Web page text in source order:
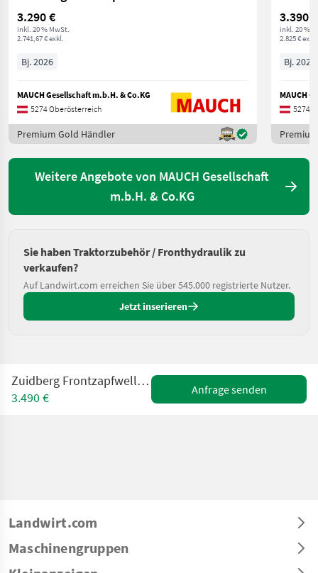
3.290 €
inkl. 20 % MwSt.
2.741,67 € exkl.
Bj. 2026
MAUCH Gesellschaft m.b.H. & Co.KG
5274 Oberösterreich
Premium Gold Händler
3.390 €
inkl. 20 %
2.825 € exkl.
Bj. 2025
MAUCH
5274
Weitere Angebote von MAUCH Gesellschaft
m.b.H. & Co.KG
Sie haben Traktorzubehör / Fronthydraulik zu
verkaufen?
Auf Landwirt.com erreichen Sie über 545.000 registrierte Nutzer.
Jetzt inserieren
Zuidberg Frontzapfwelle zu Fendt 500er SCR oder S4
3.490 €
Anfrage senden
Landwirt.com
Maschinengruppen